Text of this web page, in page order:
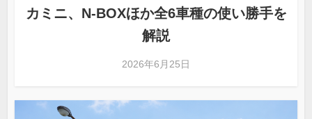
カミニ、N-BOXほか全6車種の使い勝手を
解説
2026年6月25日